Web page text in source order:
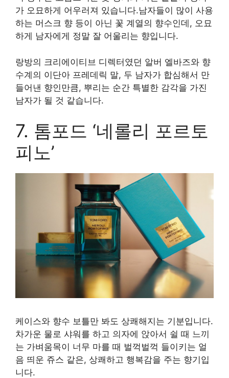
가 오묘하게 어우러져 있습니다.남자들이 많이 사용
하는 머스크 향 등이 아닌 꽃 계열의 향수인데, 오묘
하게 남자에게 정말 잘 어울리는 향입니다.
랑방의 크리에이티브 디렉터였던 알버 엘바즈와 향
수계의 이단아 프레데릭 말, 두 남자가 합심해서 만
들어낸 향인만큼, 뿌리는 순간 특별한 감각을 가진
남자가 될 것 같습니다.
7. 톰포드 ‘네롤리 포르토
피노’
케이스와 향수 보틀만 봐도 상쾌해지는 기분입니다.
차가운 물로 샤워를 하고 의자에 앉아서 쉴 때 느끼
는 가벼움목이 너무 마를 때 벌꺽벌꺽 들이키는 얼
음 띄운 쥬스 같은, 상쾌하고 행복감을 주는 향기입
니다.